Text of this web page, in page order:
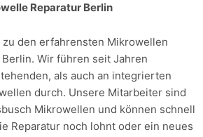
Reparatur Berlin
den erfahrensten Mikrowellen
Wir führen seit Jahren
als auch an integrierten
durch. Unsere Mitarbeiter sind
Mikrowellen und können schnell
Reparatur noch lohnt oder ein neues